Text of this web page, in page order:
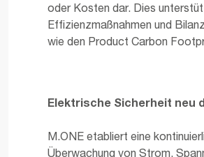
oder Kosten dar. Dies
Effizienzmaßnahmen und
wie den Product Carbon
Elektrische Sicherheit neu
M.ONE etabliert eine
Überwachung von Strom,